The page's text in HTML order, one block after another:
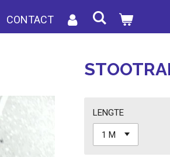
CONTACT
LENGTE